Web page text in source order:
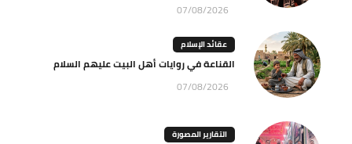
07/08/2026
عقائد الإسلام
القناعة في روايات أهل البيت عليهم السلام
07/08/2026
التقارير المصورة